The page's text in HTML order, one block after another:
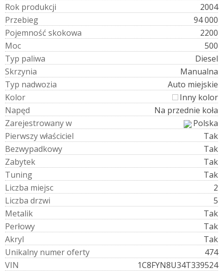
Rok produkcji
2004
Przebieg
94 000
Pojemność skokowa
2200
Moc
500
Typ paliwa
Diesel
Skrzynia
Manualna
Typ nadwozia
Auto miejskie
Kolor
Inny kolor
Napęd
Na przednie koła
Zarejestrowanyw
Polska
Pierwszywłaściciel
Tak
Bezwypadkowy
Tak
Zabytek
Tak
Tuning
Tak
Liczba miejsc
2
Liczba drzwi
5
Metalik
Tak
Perłowy
Tak
Akryl
Tak
Unikalny numeroferty
474
VIN
1C8FYN8U34T339524